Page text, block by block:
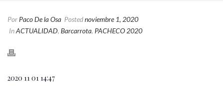
Por Paco De la Osa Postednoviembre 1, 2020
InACTUALIDAD, Barcarrota, PACHECO 2020
2020 11 01 14:47